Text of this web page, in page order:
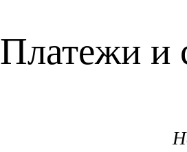
Платежи и